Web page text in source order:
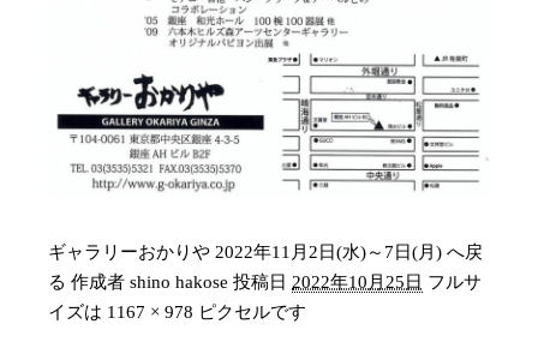
ギャラリーおかりや 2022年11月2日(水)～7日(月) へ戻
る 作成者 shino hakose 投稿日 2022年10月25日 フルサ
イズは 1167 × 978 ピクセルです